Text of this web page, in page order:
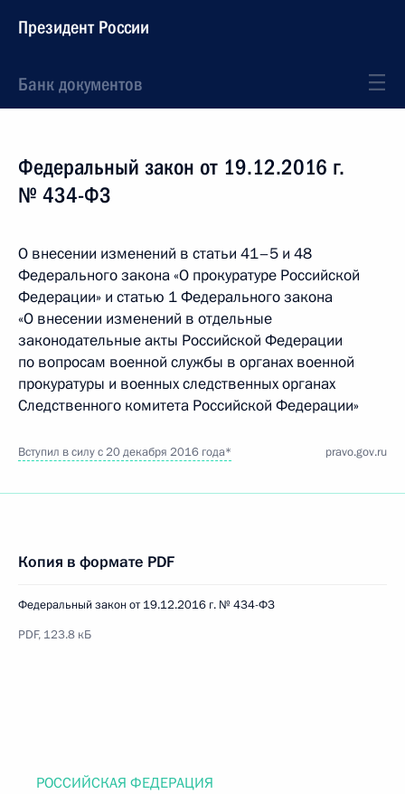
Президент России
Банк документов
Федеральный закон от 19.12.2016 г.
№ 434-ФЗ
О внесении изменений в статьи 41–5 и 48
Федерального закона «О прокуратуре Российской
Федерации» и статью 1 Федерального закона
«О внесении изменений в отдельные
законодательные акты Российской Федерации
по вопросам военной службы в органах военной
прокуратуры и военных следственных органах
Следственного комитета Российской Федерации»
Вступил в силу с 20 декабря 2016 года* pravo.gov.ru
Копия в формате PDF
Федеральный закон от 19.12.2016 г. № 434-ФЗ
PDF, 123.8 кБ
РОССИЙСКАЯ ФЕДЕРАЦИЯ